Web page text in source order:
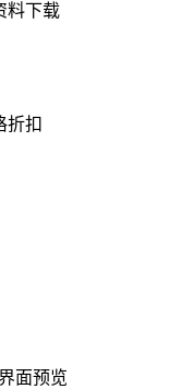
料下载
折扣
面预览